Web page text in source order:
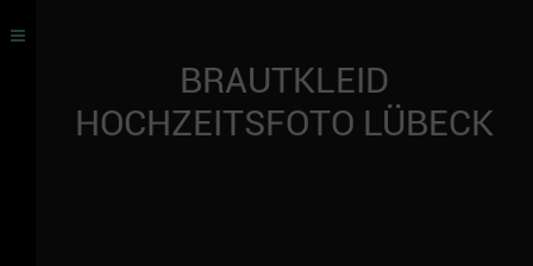
BRAUTKLEID
HOCHZEITSFOTO LÜBECK